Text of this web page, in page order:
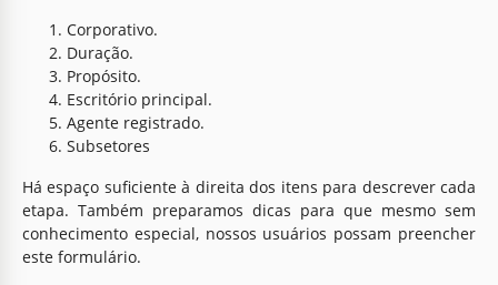
Corporativo.
Duração.
Propósito.
Escritório principal.
Agente registrado.
Subsetores
Há espaço suficiente à direita dos itens para descrever cada
etapa. Também preparamos dicas para que mesmo sem
conhecimento especial, nossos usuários possam preencher
este formulário.